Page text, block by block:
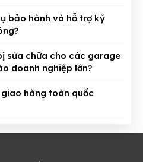
bảo hành và hỗ trợ kỹ
sửa chữa cho các garage
doanh nghiệp lớn?
hàng toàn quốc